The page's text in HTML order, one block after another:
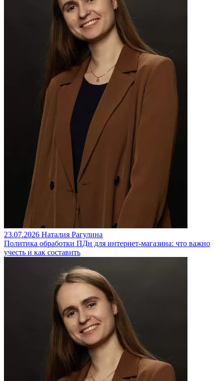
23.07.2026 Наталия Рагулина
Политика обработки ПДн для интернет-магазина: что важно
учесть и как составить